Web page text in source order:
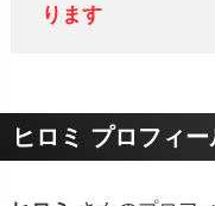
ります
ヒロミ プロフィー